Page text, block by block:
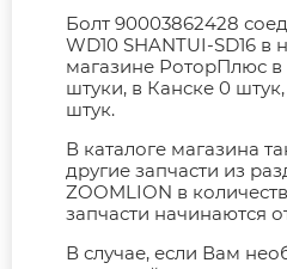
Болт 90003862428
WD10 SHANTUI-SD16 в
магазине РоторПлюс в
штуки, в Канске 0
штук.
В каталоге магазина
другие запчасти из
ZOOMLION в
запчасти начинаются
В случае, если Вам